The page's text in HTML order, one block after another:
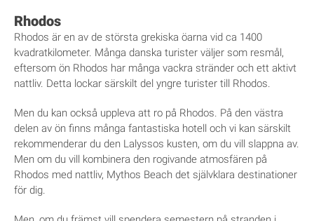
Rhodos
Rhodos är en av de största grekiska öarna vid ca 1400
kvadratkilometer. Många danska turister väljer som resmål,
eftersom ön Rhodos har många vackra stränder och ett aktivt
nattliv. Detta lockar särskilt del yngre turister till Rhodos.
Men du kan också uppleva att ro på Rhodos. På den västra
delen av ön finns många fantastiska hotell och vi kan särskilt
rekommenderar du den Lalyssos kusten, om du vill slappna av.
Men om du vill kombinera den rogivande atmosfären på
Rhodos med nattliv, Mythos Beach det självklara destinationer
för dig.